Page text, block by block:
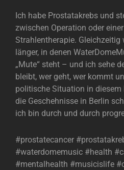
Ich habe Prostatakrebs und
zwischen Operation oder
Strahlentherapie. Gleichzeitig
länger, in denen
„Mute“ steht – und ich sehe
bleibt, wer geht, wer kommt
politische Situation in
die Geschehnisse in Berlin
ich bin durch und durch
#prostatecancer
#waterdomemusic #health
#mentalhealth #musicislife